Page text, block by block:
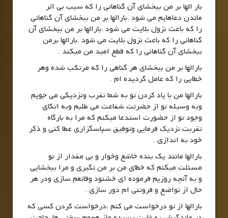
بار الها بر من ببخشای آن گناهانی را که سبب بی اثر
ماندن دعاهایم می شود .بارالها بر من ببخشای آن گناهانی
را که باعث نزول بلایت می شود .بارالها بر من ببخشای آن
گناهانی را که باعث نزول بلایت می شود .بارالها برمن
ببخشای آن گناهانی را که قطع امید من میکند .
بارالها بر من ببخشای هر گناهی را که مرتکب شده وهر
خطایی را که عامل گردیده ام .
بارالها من با یاد کردن تو به شما تقرب ونزدیکی می جویم
وبه وسیله تو از حضرتت شفاعت می طلبم وبه اتکای
وجود تو از حضورت استدعا میکنم که مرا به بارگاه
تقربت نزدیک فرمایی وتوفیق سپاسگزاری عطا کنی و ذکر
خود به اندازی .
بارالها مانند یک بنده خاشع وخوار و بی مقدار از تو
مسئلت میکنم که خطای من بر من نگیری و مرا ببخشایی
و به آنچه روزیم فرموده ای خشنود وقانعم سازی ودر هر
حال از تواضع و فروتنی ام دور سازی .
بارالها از تو درخواست می کنم ،درخواست کردن کسی که